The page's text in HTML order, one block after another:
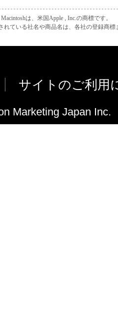
しました。
了する問題を修正しまし
に対応しました。
は、米国Apple , Inc.の商標です。
れている社名や商品名は、各社の登録商標
サイトのご利用
Marketing Japan Inc.